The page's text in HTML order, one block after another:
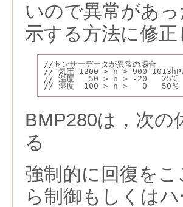
いので異常があ
示する方法に修正
//センサーデータが異常の場合
// 気圧 1200 > n > 900 1013hPa
// 温度   50 > n > -20   25℃
// 湿度  100 > n >   0   50％
BMP280は，次
る
強制的に回復を
ら制御もしくは